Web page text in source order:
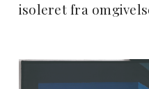
isoleret fra